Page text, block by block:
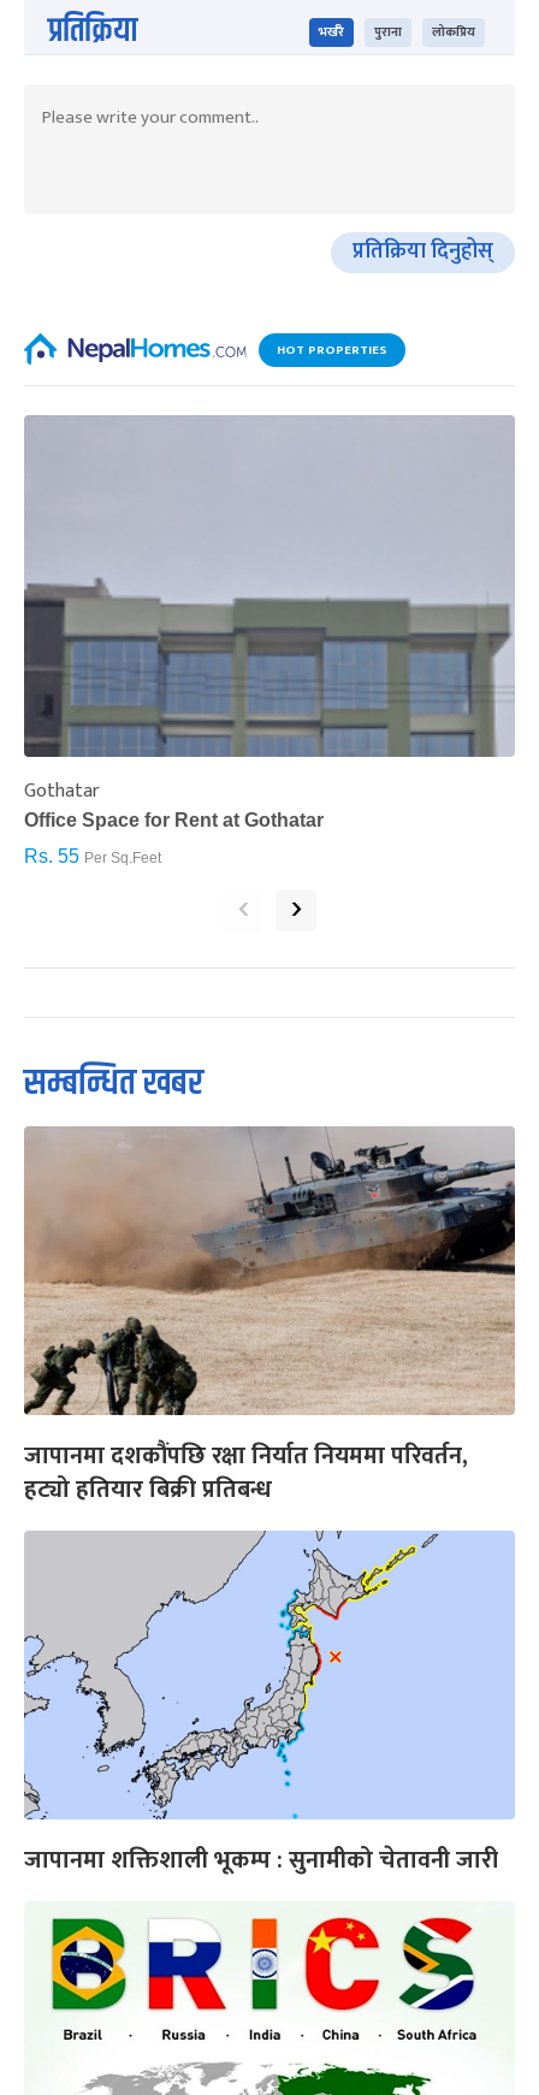
प्रतिक्रिया भर्खरै पुराना लोकप्रिय
प्रतिक्रिया दिनुहोस्
HOT PROPERTIES
Gothatar
Office Space for Rent at Gothatar
Rs. 55 Per Sq.Feet
‹ ›
सम्बन्धित खबर
जापानमा दशकौंपछि रक्षा निर्यात नियममा परिवर्तन,
हट्यो हतियार बिक्री प्रतिबन्ध
जापानमा शक्तिशाली भूकम्प : सुनामीको चेतावनी जारी